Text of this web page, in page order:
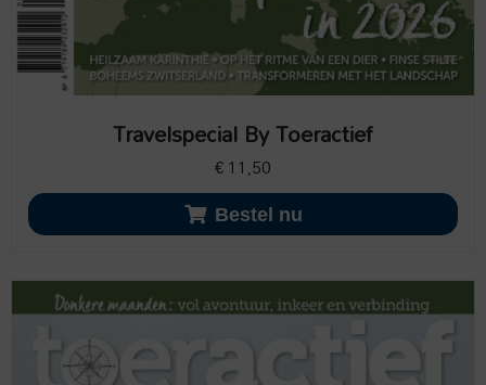
Travelspecial By Toeractief
€ 11,50
Bestel nu